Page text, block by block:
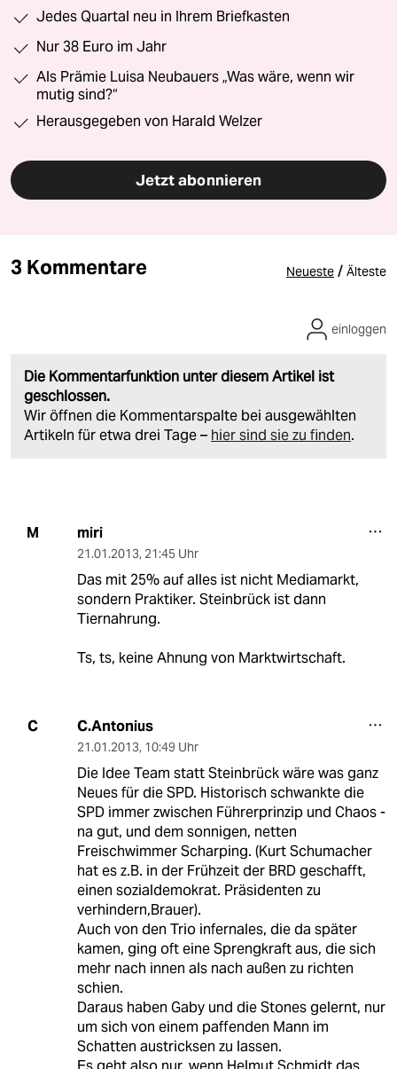
Jedes Quartal neu in Ihrem Briefkasten
Nur 38 Euro im Jahr
Als Prämie Luisa Neubauers „Was wäre, wenn wir
mutig sind?“
Herausgegeben von Harald Welzer
Jetzt abonnieren
3 Kommentare Neueste / Älteste
Die Kommentarfunktion unter diesem Artikel ist
geschlossen.
Wir öffnen die Kommentarspalte bei ausgewählten
Artikeln für etwa drei Tage – hier sind sie zu finden.
einloggen
M miri
21.01.2013, 21:45 Uhr
Das mit 25% auf alles ist nicht Mediamarkt,
sondern Praktiker. Steinbrück ist dann
Tiernahrung.
Ts, ts, keine Ahnung von Marktwirtschaft.
C C.Antonius
21.01.2013, 10:49 Uhr
Die Idee Team statt Steinbrück wäre was ganz
Neues für die SPD. Historisch schwankte die
SPD immer zwischen Führerprinzip und Chaos -
na gut, und dem sonnigen, netten
Freischwimmer Scharping. (Kurt Schumacher
hat es z.B. in der Frühzeit der BRD geschafft,
einen sozialdemokrat. Präsidenten zu
verhindern,Brauer).
Auch von den Trio infernales, die da später
kamen, ging oft eine Sprengkraft aus, die sich
mehr nach innen als nach außen zu richten
schien.
Daraus haben Gaby und die Stones gelernt, nur
um sich von einem paffenden Mann im
Schatten austricksen zu lassen.